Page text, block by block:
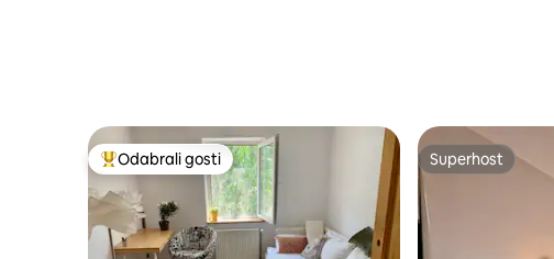
Među najviše rangiranima s oznakom „Odabrali gosti”
Odabrali gosti Superhost
Superhost